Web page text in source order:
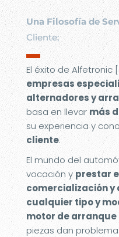
Una Filosofía de
Cliente;
▬
El éxito de Alfetronic
empresas
alternadores y
basa en llevar más
su experiencia y
cliente.
El mundo del
vocación y prestar
comercialización y
cualquier tipo y
motor de arranque
piezas dan